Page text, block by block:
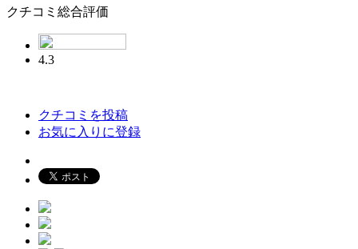
クチコミ総合評価
4.3
クチコミを投稿
お気に入りに登録